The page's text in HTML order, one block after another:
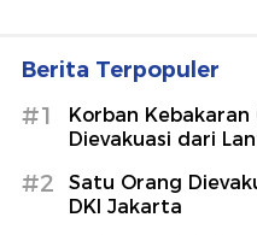
Berita Terpopuler
#1
Korban Kebakaran
Dievakuasi dari
#2
Satu Orang
DKI Jakarta